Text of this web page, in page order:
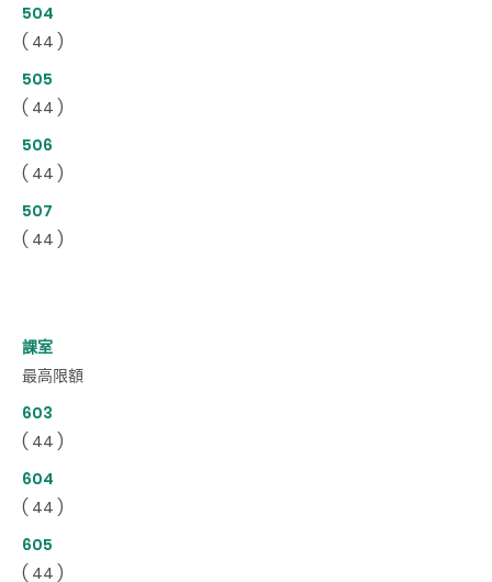
504
( 44 )
505
( 44 )
506
( 44 )
507
( 44 )
課室
最高限額
603
( 44 )
604
( 44 )
605
( 44 )